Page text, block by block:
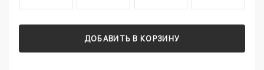
ДОБАВИТЬ В КОРЗИНУ